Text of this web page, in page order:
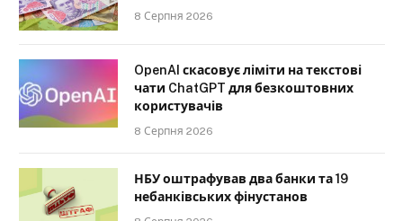
8 Серпня 2026
OpenAI скасовує ліміти на текстові
чати ChatGPT для безкоштовних
користувачів
8 Серпня 2026
НБУ оштрафував два банки та 19
небанківських фінустанов